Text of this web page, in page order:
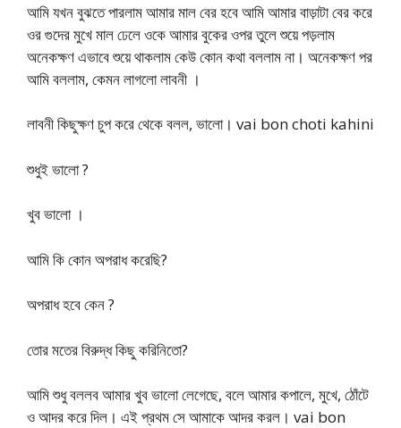
আমি যখন বুঝতে পারলাম আমার মাল বের হবে আমি আমার বাড়াটা বের করে
ওর গুদের মুখে মাল ঢেলে ওকে আমার বুকের ওপর তুলে শুয়ে পড়লাম
অনেকক্ষণ এভাবে শুয়ে থাকলাম কেউ কোন কথা বললাম না। অনেকক্ষণ পর
আমি বললাম, কেমন লাগলো লাবনী ।
লাবনী কিছুক্ষণ চুপ করে থেকে বলল, ভালো। vai bon choti kahini
শুধুই ভালো ?
খুব ভালো ।
আমি কি কোন অপরাধ করেছি?
অপরাধ হবে কেন ?
তোর মতের বিরুদ্ধ কিছু করিনিতো?
আমি শুধু বললব আমার খুব ভালো লেগেছে, বলে আমার কপালে, মুখে, ঠোঁটে
ও আদর করে দিল। এই প্রথম সে আমাকে আদর করল। vai bon